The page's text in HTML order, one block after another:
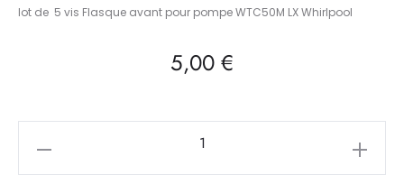
lot de 5 vis Flasque avant pour pompe WTC50M LX Whirlpool
5,00 €